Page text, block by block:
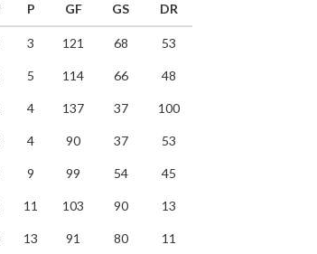
P GF GS DR
3 121 68 53
5 114 66 48
4 137 37 100
4 90 37 53
9 99 54 45
11 103 90 13
13 91 80 11